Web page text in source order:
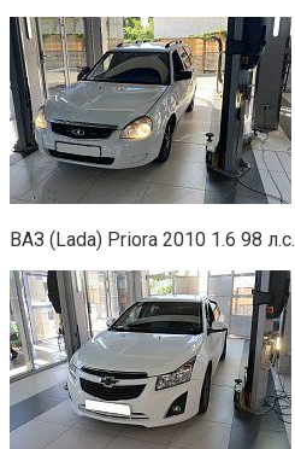
ВАЗ (Lada) Priora 2010 1.6 98 л.с.